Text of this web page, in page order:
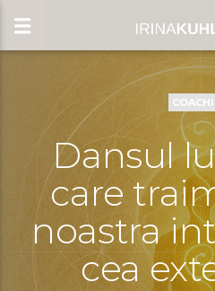
CLOSE
Dansul
care
noastra
cea